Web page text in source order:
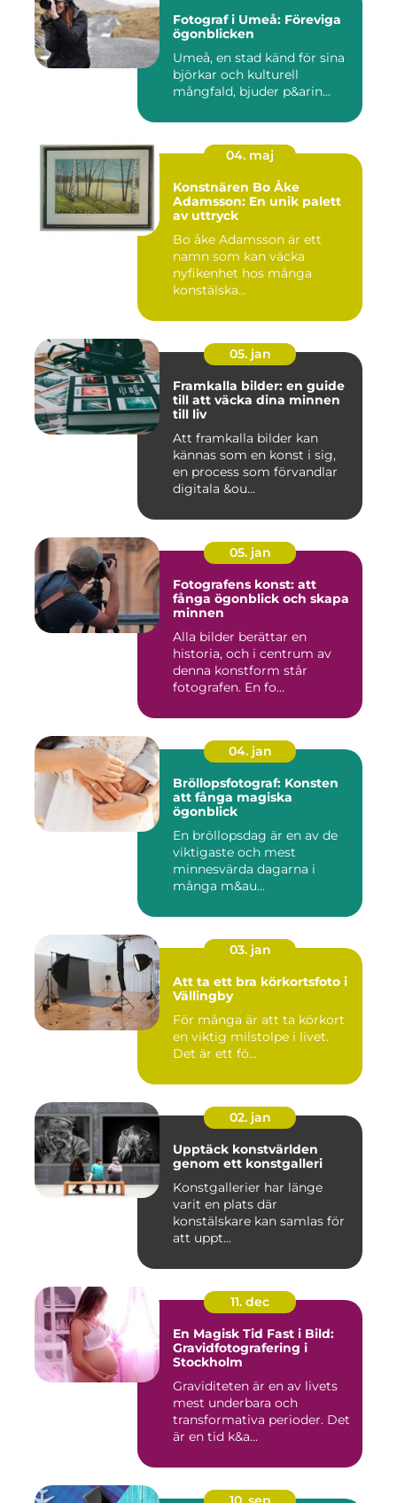
Fotograf i Umeå: Föreviga
ögonblicken
Umeå, en stad känd för sina
björkar och kulturell
mångfald, bjuder p&arin...
04. maj
Konstnären Bo Åke
Adamsson: En unik palett
av uttryck
Bo åke Adamsson är ett
namn som kan väcka
nyfikenhet hos många
konstälska...
05. jan
Framkalla bilder: en guide
till att väcka dina minnen
till liv
Att framkalla bilder kan
kännas som en konst i sig,
en process som förvandlar
digitala &ou...
05. jan
Fotografens konst: att
fånga ögonblick och skapa
minnen
Alla bilder berättar en
historia, och i centrum av
denna konstform står
fotografen. En fo...
04. jan
Bröllopsfotograf: Konsten
att fånga magiska
ögonblick
En bröllopsdag är en av de
viktigaste och mest
minnesvärda dagarna i
många m&au...
03. jan
Att ta ett bra körkortsfoto i
Vällingby
För många är att ta körkort
en viktig milstolpe i livet.
Det är ett fö...
02. jan
Upptäck konstvärlden
genom ett konstgalleri
Konstgallerier har länge
varit en plats där
konstälskare kan samlas för
att uppt...
11. dec
En Magisk Tid Fast i Bild:
Gravidfotografering i
Stockholm
Graviditeten är en av livets
mest underbara och
transformativa perioder. Det
är en tid k&a...